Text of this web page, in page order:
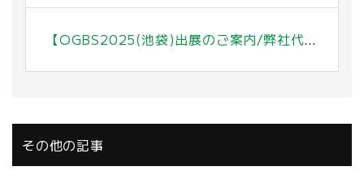
【OGBS2025(池袋)出展のご案内/弊社代表の山川もセミナーにて登壇いたします】2025年9月30日(火)～10月1日(水)
その他の記事